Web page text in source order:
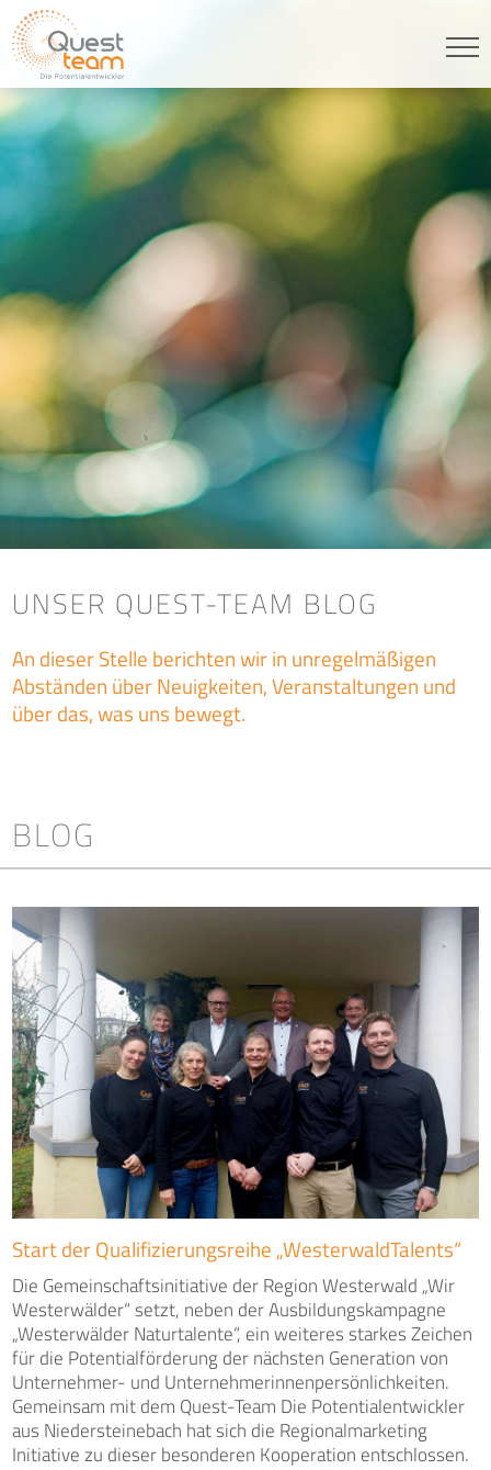
UNSER QUEST-TEAM BLOG
An dieser Stelle berichten wir in unregelmäßigen
Abständen über Neuigkeiten, Veranstaltungen und
über das, was uns bewegt.
BLOG
Start der Qualifizierungsreihe „WesterwaldTalents“
Die Gemeinschaftsinitiative der Region Westerwald „Wir
Westerwälder“ setzt, neben der Ausbildungskampagne
„Westerwälder Naturtalente“, ein weiteres starkes Zeichen
für die Potentialförderung der nächsten Generation von
Unternehmer- und Unternehmerinnenpersönlichkeiten.
Gemeinsam mit dem Quest-Team Die Potentialentwickler
aus Niedersteinebach hat sich die Regionalmarketing
Initiative zu dieser besonderen Kooperation entschlossen.